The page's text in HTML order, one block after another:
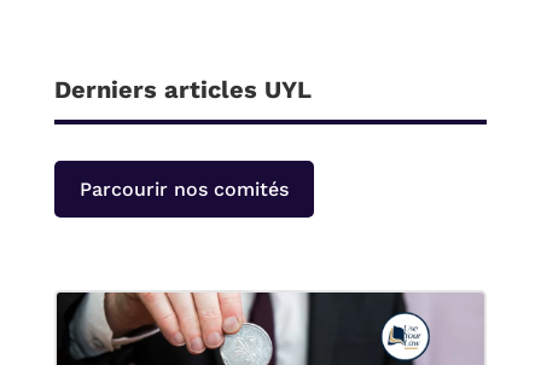
Derniers articles UYL
Parcourir nos comités